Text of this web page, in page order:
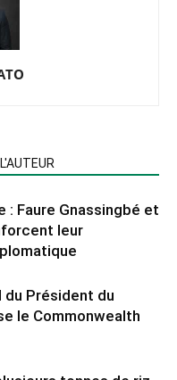
: Faure Gnassingbé et
leur
du Président du
le Commonwealth